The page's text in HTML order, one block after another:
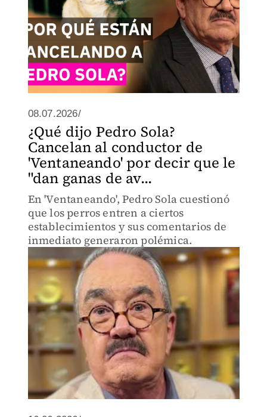
08.07.2026/
¿Qué dijo Pedro Sola?
Cancelan al conductor de
'Ventaneando' por decir que le
"dan ganas de av...
En 'Ventaneando', Pedro Sola cuestionó
que los perros entren a ciertos
establecimientos y sus comentarios de
inmediato generaron polémica.